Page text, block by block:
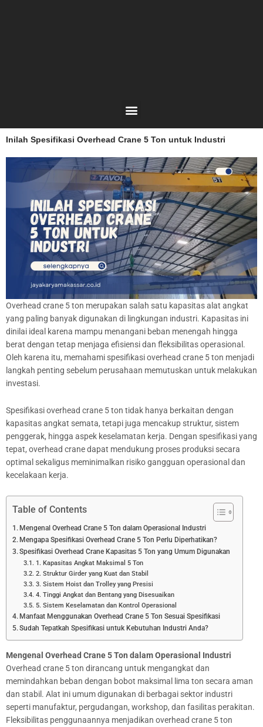
Menu
Inilah Spesifikasi Overhead Crane 5 Ton untuk Industri
Overhead crane 5 ton merupakan salah satu kapasitas alat angkat
yang paling banyak digunakan di lingkungan industri. Kapasitas ini
dinilai ideal karena mampu menangani beban menengah hingga
berat dengan tetap menjaga efisiensi dan fleksibilitas operasional.
Oleh karena itu, memahami spesifikasi overhead crane 5 ton menjadi
langkah penting sebelum perusahaan memutuskan untuk melakukan
investasi.
Spesifikasi overhead crane 5 ton tidak hanya berkaitan dengan
kapasitas angkat semata, tetapi juga mencakup struktur, sistem
penggerak, hingga aspek keselamatan kerja. Dengan spesifikasi yang
tepat, overhead crane dapat mendukung proses produksi secara
optimal sekaligus meminimalkan risiko gangguan operasional dan
kecelakaan kerja.
Table of Contents
Mengenal Overhead Crane 5 Ton dalam Operasional Industri
Mengapa Spesifikasi Overhead Crane 5 Ton Perlu Diperhatikan?
Spesifikasi Overhead Crane Kapasitas 5 Ton yang Umum Digunakan
1. Kapasitas Angkat Maksimal 5 Ton
2. Struktur Girder yang Kuat dan Stabil
3. Sistem Hoist dan Trolley yang Presisi
4. Tinggi Angkat dan Bentang yang Disesuaikan
5. Sistem Keselamatan dan Kontrol Operasional
Manfaat Menggunakan Overhead Crane 5 Ton Sesuai Spesifikasi
Sudah Tepatkah Spesifikasi untuk Kebutuhan Industri Anda?
Mengenal Overhead Crane 5 Ton dalam Operasional Industri
Overhead crane 5 ton dirancang untuk mengangkat dan
memindahkan beban dengan bobot maksimal lima ton secara aman
dan stabil. Alat ini umum digunakan di berbagai sektor industri
seperti manufaktur, pergudangan, workshop, dan fasilitas perakitan.
Fleksibilitas penggunaannya menjadikan overhead crane 5 ton